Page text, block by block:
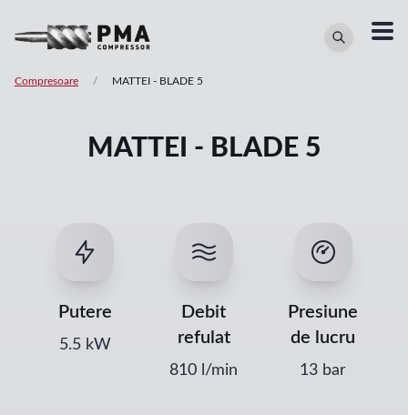
Compresoare / MATTEI - BLADE 5
MATTEI - BLADE 5
Putere
5.5 kW
Debit
refulat
810 l/min
Presiune
de lucru
13 bar